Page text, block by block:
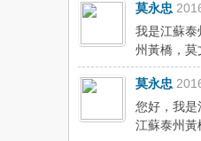
莫永忠
我是江蘇泰
州黃橋，莫
莫永忠
您好，我是
江蘇泰州黃